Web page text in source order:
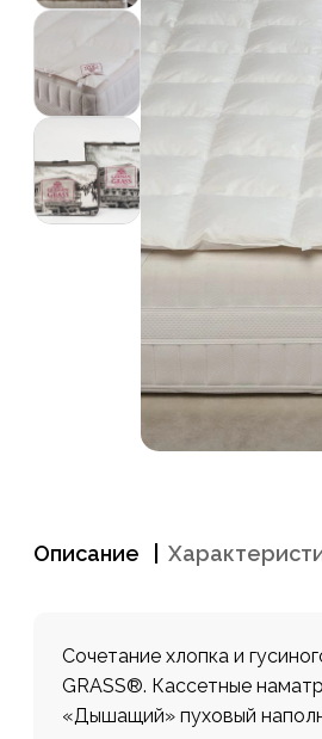
Описание
Сочетание хлопка и
GRASS®. Кассетные
«Дышащий» пуховый